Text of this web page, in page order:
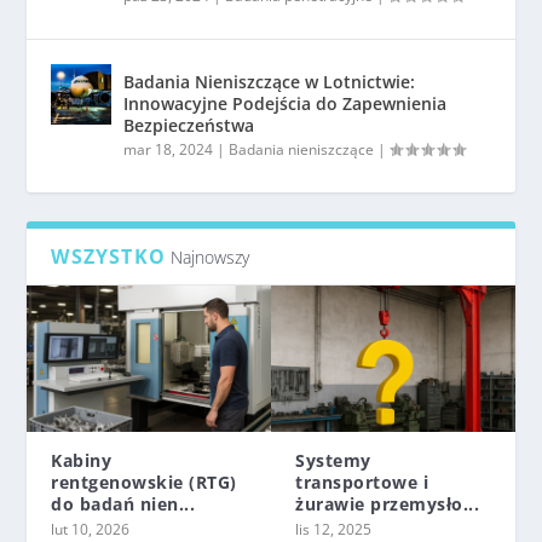
Badania Nieniszczące w Lotnictwie:
Innowacyjne Podejścia do Zapewnienia
Bezpieczeństwa
mar 18, 2024 | Badania nieniszczące |
WSZYSTKO Najnowszy
Kabiny
rentgenowskie (RTG)
do badań nien...
lut 10, 2026
Systemy
transportowe i
żurawie przemysło...
lis 12, 2025